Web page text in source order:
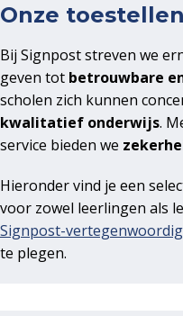
Onze toestellen
Bij Signpost streven we
geven tot betrouwbare
scholen zich kunnen
kwalitatief onderwijs.
service bieden we
Hieronder vind je een
voor zowel leerlingen als
Signpost-
te plegen.